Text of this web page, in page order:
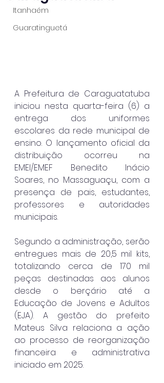
Itanhaém
Guaratinguetá
A Prefeitura de Caraguatatuba
iniciou nesta quarta-feira (6) a
entrega dos uniformes
escolares da rede municipal de
ensino. O lançamento oficial da
distribuição ocorreu na
EMEI/EMEF Benedito Inácio
Soares, no Massaguaçu, com a
presença de pais, estudantes,
professores e autoridades
municipais.
Segundo a administração, serão
entregues mais de 20,5 mil kits,
totalizando cerca de 170 mil
peças destinadas aos alunos
desde o berçário até a
Educação de Jovens e Adultos
(EJA). A gestão do prefeito
Mateus Silva relaciona a ação
ao processo de reorganização
financeira e administrativa
iniciado em 2025.